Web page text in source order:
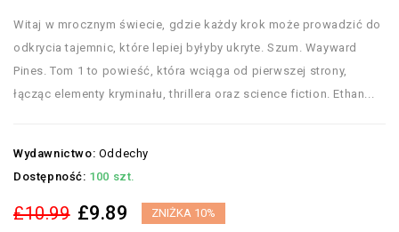
Witaj w mrocznym świecie, gdzie każdy krok może prowadzić do
odkrycia tajemnic, które lepiej byłyby ukryte. Szum. Wayward
Pines. Tom 1 to powieść, która wciąga od pierwszej strony,
łącząc elementy kryminału, thrillera oraz science fiction. Ethan...
Wydawnictwo: Oddechy
Dostępność: 100 szt.
£10.99 £9.89 ZNIŻKA 10%